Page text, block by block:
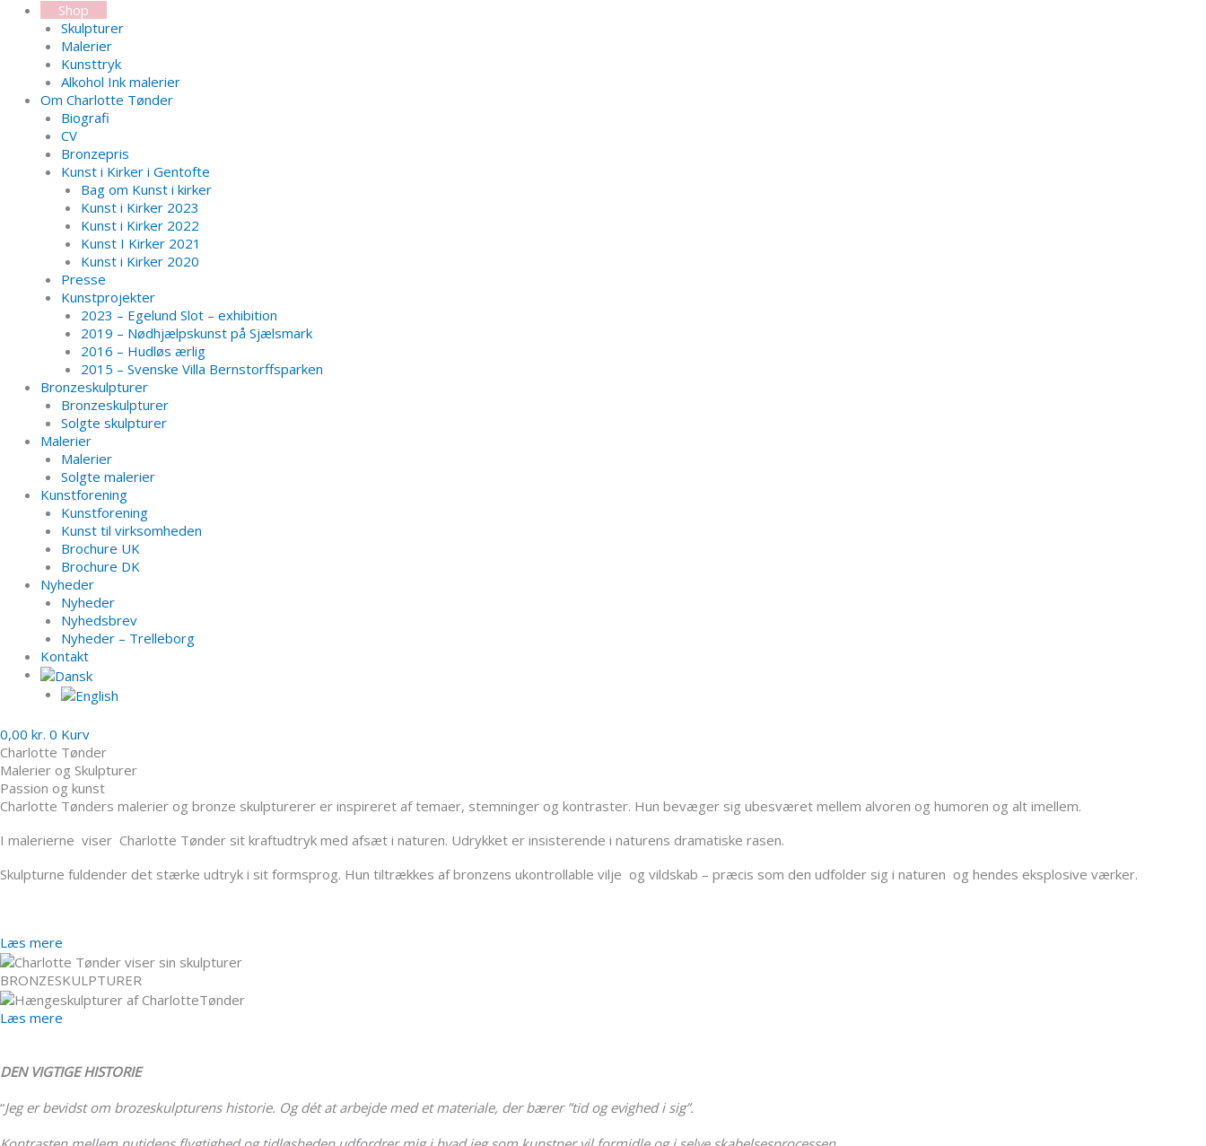
Shop
Skulpturer
Malerier
Kunsttryk
Alkohol Ink malerier
Om Charlotte Tønder
Biografi
CV
Bronzepris
Kunst i Kirker i Gentofte
Bag om Kunst i kirker
Kunst i Kirker 2023
Kunst i Kirker 2022
Kunst I Kirker 2021
Kunst i Kirker 2020
Presse
Kunstprojekter
2023 – Egelund Slot – exhibition
2019 – Nødhjælpskunst på Sjælsmark
2016 – Hudløs ærlig
2015 – Svenske Villa Bernstorffsparken
Bronzeskulpturer
Bronzeskulpturer
Solgte skulpturer
Malerier
Malerier
Solgte malerier
Kunstforening
Kunstforening
Kunst til virksomheden
Brochure UK
Brochure DK
Nyheder
Nyheder
Nyhedsbrev
Nyheder – Trelleborg
Kontakt
0,00 kr. 0 Kurv
Charlotte Tønder
Malerier og Skulpturer
Passion og kunst
Charlotte Tønders malerier og bronze skulpturerer er inspireret af temaer, stemninger og kontraster. Hun bevæger sig ubesværet mellem alvoren og humoren og alt imellem.
I malerierne viser Charlotte Tønder sit kraftudtryk med afsæt i naturen. Udrykket er insisterende i naturens dramatiske rasen.
Skulpturne fuldender det stærke udtryk i sit formsprog. Hun tiltrækkes af bronzens ukontrollable vilje og vildskab – præcis som den udfolder sig i naturen og hendes eksplosive værker.
Læs mere
BRONZESKULPTURER
Læs mere
DEN VIGTIGE HISTORIE
“Jeg er bevidst om brozeskulpturens historie. Og dét at arbejde med et materiale, der bærer ”tid og evighed i sig”.